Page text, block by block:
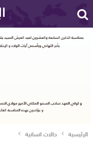
الرئيسية حالات انسانية